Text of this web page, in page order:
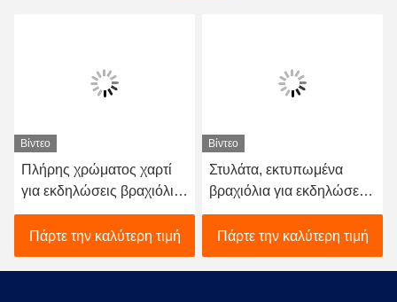
Βίντεο
Πλήρης χρώματος χαρτί
για εκδηλώσεις βραχιόλια
με γραμμικό κώδικα
ανθεκτικά στη θερμότητα
με υλικό Tyvek
Πάρτε την καλύτερη τιμή
Βίντεο
Στυλάτα, εκτυπωμένα
βραχιόλια για εκδηλώσεις,
αδιάβροχα βραχιόλια
DuPont Tyvek.
Πάρτε την καλύτερη τιμή